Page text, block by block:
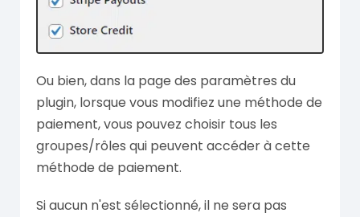
Ou bien, dans la page des paramètres du
plugin, lorsque vous modifiez une méthode de
paiement, vous pouvez choisir tous les
groupes/rôles qui peuvent accéder à cette
méthode de paiement.
Si aucun n'est sélectionné, il ne sera pas